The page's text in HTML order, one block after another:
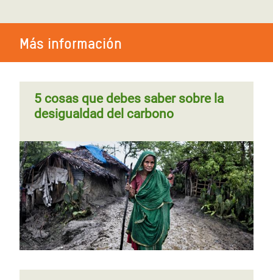
Más información
5 cosas que debes saber sobre la
desigualdad del carbono